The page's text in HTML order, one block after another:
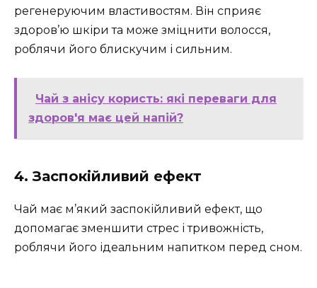
регенеруючим властивостям. Він сприяє
здоров’ю шкіри та може зміцнити волосся,
роблячи його блискучим і сильним.
Чай з анісу користь: які переваги для
здоров'я має цей напій?
4. Заспокійливий ефект
Чай має м’який заспокійливий ефект, що
допомагає зменшити стрес і тривожність,
роблячи його ідеальним напитком перед сном.